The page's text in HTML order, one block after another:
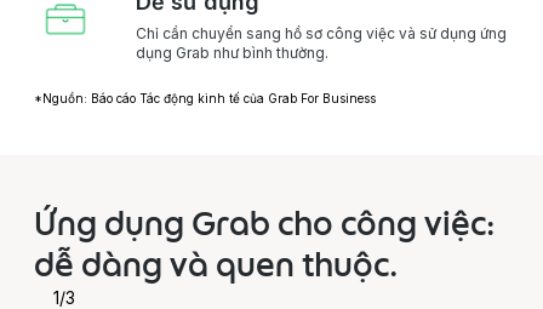
Chỉ cần chuyển sang hồ sơ công việc và sử dụng ứng
dụng Grab như bình thường.
*Nguồn: Báo cáo Tác động kinh tế của Grab For Business
Ứng dụng Grab cho công việc:
dễ dàng và quen thuộc.
1/3